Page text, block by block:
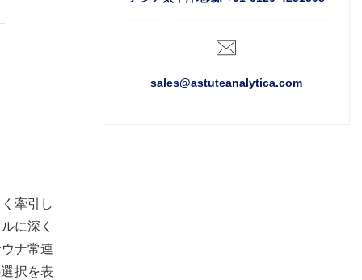
牽引し
に深く
ナ常連
択を表
sales@astuteanalytica.com